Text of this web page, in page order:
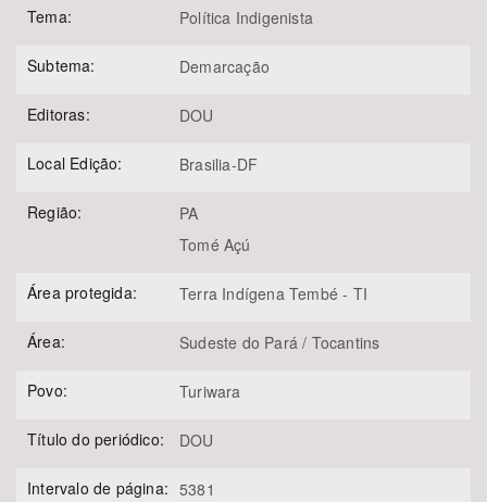
Tema: Política Indigenista
Subtema: Demarcação
Editoras: DOU
Local Edição: Brasilia-DF
Região:
PA
Tomé Açú
Área protegida: Terra Indígena Tembé - TI
Área: Sudeste do Pará / Tocantins
Povo: Turiwara
Título do periódico: DOU
Intervalo de página: 5381